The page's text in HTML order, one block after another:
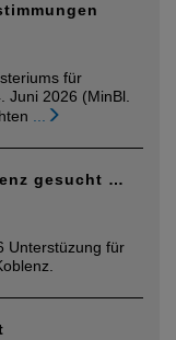
für
Juni 2026 (MinBl.
...
gesucht …
Unterstüzung für